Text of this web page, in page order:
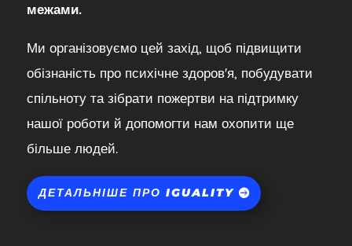
межами.
Ми організовуємо цей захід, щоб підвищити
обізнаність про психічне здоров'я, побудувати
спільноту та зібрати пожертви на підтримку
нашої роботи й допомогти нам охопити ще
більше людей.
ДЕТАЛЬНІШЕ ПРО IGUALITY